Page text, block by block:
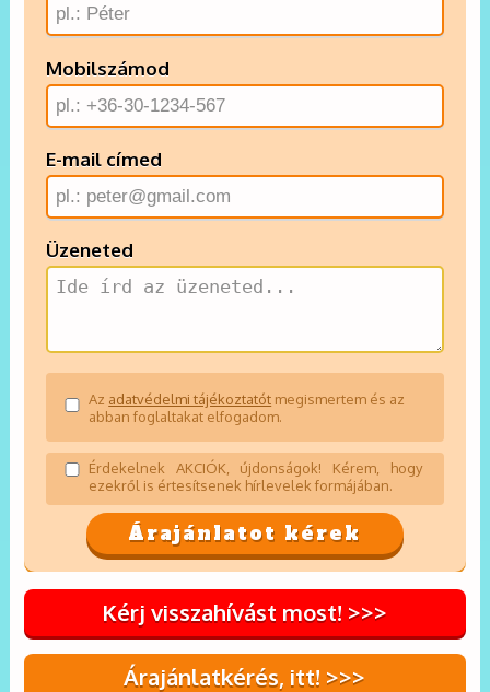
Mobilszámod
E-mail címed
Üzeneted
Az adatvédelmi tájékoztatót megismertem és az
abban foglaltakat elfogadom.
Érdekelnek AKCIÓK, újdonságok! Kérem, hogy
ezekről is értesítsenek hírlevelek formájában.
Kérj visszahívást most! >>>
Árajánlatkérés, itt! >>>